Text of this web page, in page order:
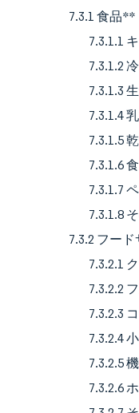
7.3.1 食品**
7.3.1.1
7.3.1.2
7.3.1.3
7.3.1.4
7.3.1.5
7.3.1.6
7.3.1.7
7.3.1.8
7.3.2 フー
7.3.2.1
7.3.2.2
7.3.2.3
7.3.2.4
7.3.2.5
7.3.2.6